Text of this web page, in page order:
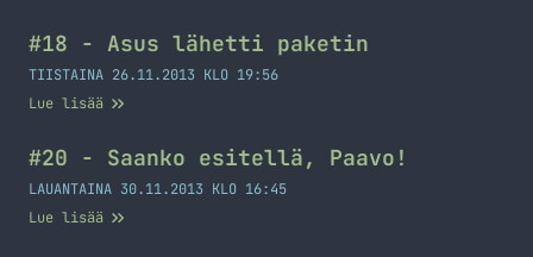
#18 - Asus lähetti paketin
TIISTAINA 26.11.2013 KLO 19:56
Lue lisää
#20 - Saanko esitellä, Paavo!
LAUANTAINA 30.11.2013 KLO 16:45
Lue lisää